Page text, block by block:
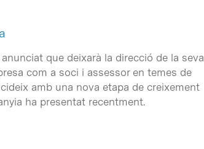
que deixarà la direcció de la seva
com a soci i assessor en temes de
amb una nova etapa de creixement
ha presentat recentment.